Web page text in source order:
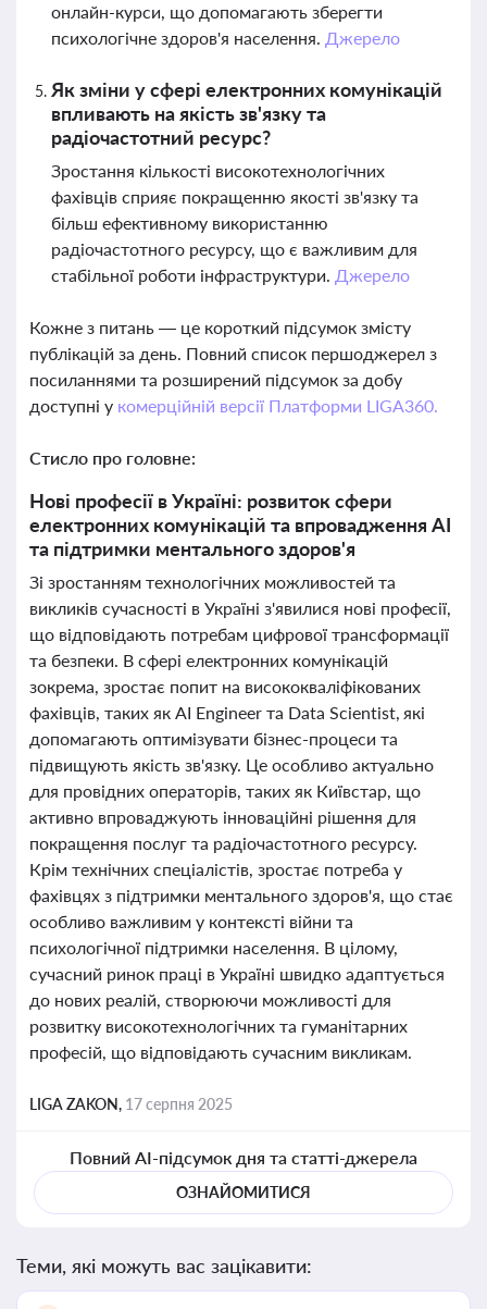
онлайн-курси, що допомагають зберегти
психологічне здоров'я населення. Джерело
Як зміни у сфері електронних комунікацій
впливають на якість зв'язку та
радіочастотний ресурс?
Зростання кількості високотехнологічних
фахівців сприяє покращенню якості зв'язку та
більш ефективному використанню
радіочастотного ресурсу, що є важливим для
стабільної роботи інфраструктури. Джерело
Кожне з питань — це короткий підсумок змісту
публікацій за день. Повний список першоджерел з
посиланнями та розширений підсумок за добу
доступні у комерційній версії Платформи LIGA360.
Стисло про головне:
Нові професії в Україні: розвиток сфери
електронних комунікацій та впровадження AI
та підтримки ментального здоров'я
Зі зростанням технологічних можливостей та
викликів сучасності в Україні з'явилися нові професії,
що відповідають потребам цифрової трансформації
та безпеки. В сфері електронних комунікацій
зокрема, зростає попит на висококваліфікованих
фахівців, таких як AI Engineer та Data Scientist, які
допомагають оптимізувати бізнес-процеси та
підвищують якість зв'язку. Це особливо актуально
для провідних операторів, таких як Київстар, що
активно впроваджують інноваційні рішення для
покращення послуг та радіочастотного ресурсу.
Крім технічних спеціалістів, зростає потреба у
фахівцях з підтримки ментального здоров'я, що стає
особливо важливим у контексті війни та
психологічної підтримки населення. В цілому,
сучасний ринок праці в Україні швидко адаптується
до нових реалій, створюючи можливості для
розвитку високотехнологічних та гуманітарних
професій, що відповідають сучасним викликам.
LIGA ZAKON, 17 серпня 2025
Повний AI-підсумок дня та статті-джерела
ОЗНАЙОМИТИСЯ
Теми, які можуть вас зацікавити: